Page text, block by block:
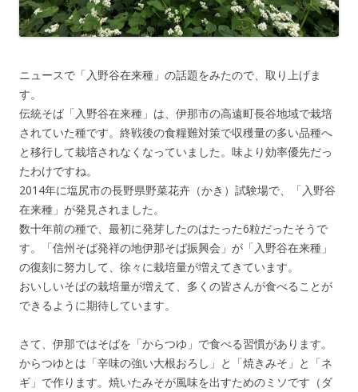
ニュースで「入野谷在来種」の話題をみたので、取り上げま
す。
伝統そば「入野谷在来種」は、伊那市の高遠町長谷地域で栽培
されていた種です。終戦後の食糧難対策で収穫量の多い品種へ
と移行して栽培されなくなっていました。味より効率優先だっ
たわけですね。
2014年に塩尻市の長野県野菜花卉（かき）試験場で、「入野谷
在来種」が発見されました。
数十年前の種で、最初に発芽したのはたった6粒だったそうで
す。「信州そば発祥の地伊那そば振興会」が「入野谷在来種」
の復刻に努力して、徐々に栽培量が増えてきています。
おいしいそばの栽培量が増えて、多くの皆さんが食べることが
できるように期待しています。
さて、伊那ではそばを「からつゆ」で食べる習慣があります。
からつゆとは「辛味の強い大根おろし」と「焼きみそ」と「ネ
ギ」で作ります。焼いたみそが風味を出すためのミソです（ダ